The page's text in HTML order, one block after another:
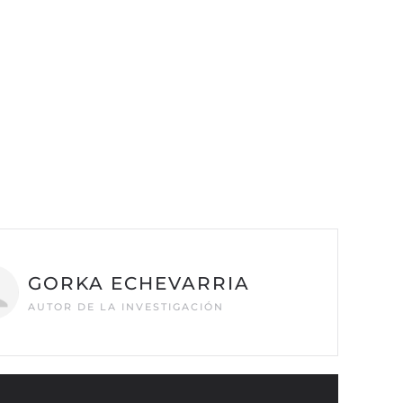
GORKA ECHEVARRIA
AUTOR DE LA INVESTIGACIÓN